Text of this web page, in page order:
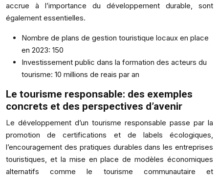
accrue à l’importance du développement durable, sont
également essentielles.
Nombre de plans de gestion touristique locaux en place
en 2023: 150
Investissement public dans la formation des acteurs du
tourisme: 10 millions de reais par an
Le tourisme responsable: des exemples
concrets et des perspectives d’avenir
Le développement d’un tourisme responsable passe par la
promotion de certifications et de labels écologiques,
l’encouragement des pratiques durables dans les entreprises
touristiques, et la mise en place de modèles économiques
alternatifs comme le tourisme communautaire et